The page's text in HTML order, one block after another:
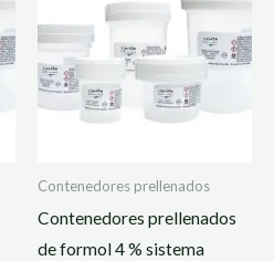
Contenedores prellenados
Contenedores prellenados
de formol 4 % sistema